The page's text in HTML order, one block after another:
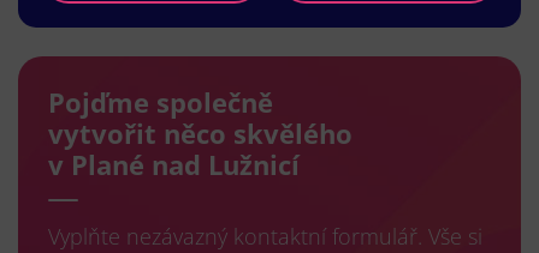
Pojďme společně
vytvořit něco skvělého
v Plané nad Lužnicí
Vyplňte nezávazný kontaktní formulář. Vše si